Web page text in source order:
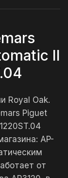
II
Royal Oak.
Piguet
AP-
от